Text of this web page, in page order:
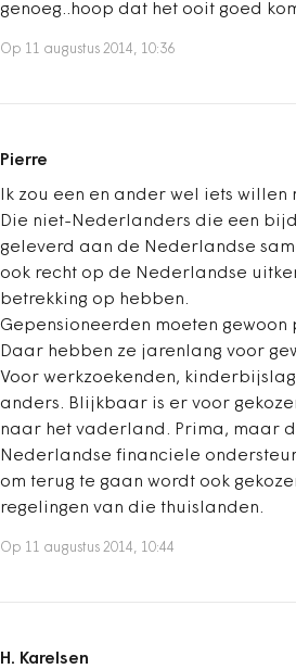
genoeg..hoop dat het ooit goed
Op 11 augustus 2014, 10:36
Pierre
Ik zou een en ander wel iets willen
Die niet-Nederlanders die een
geleverd aan de Nederlandse
ook recht op de Nederlandse
betrekking op hebben.
Gepensioneerden moeten gewoon
Daar hebben ze jarenlang voor
Voor werkzoekenden,
anders. Blijkbaar is er voor
naar het vaderland. Prima, maar
Nederlandse financiele
om terug te gaan wordt ook
regelingen van die thuislanden.
Op 11 augustus 2014, 10:44
H. Karelsen